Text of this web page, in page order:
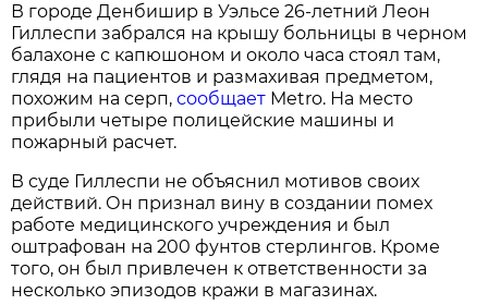
В городе Денбишир в Уэльсе 26-летний Леон
Гиллеспи забрался на крышу больницы в черном
балахоне с капюшоном и около часа стоял там,
глядя на пациентов и размахивая предметом,
похожим на серп,сообщает Metro. На место
прибыли четыре полицейские машины и
пожарный расчет.
В суде Гиллеспи не объяснил мотивов своих
действий. Он признал вину в создании помех
работе медицинского учреждения и был
оштрафован на 200 фунтов стерлингов. Кроме
того, он был привлечен к ответственности за
несколько эпизодов кражи в магазинах.